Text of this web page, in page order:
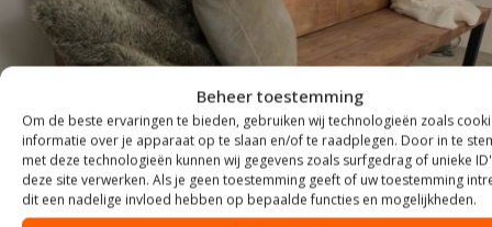
Beheer toestemming
Om de beste ervaringen te bieden, gebruiken wij technologieën zoals
informatie over je apparaat op te slaan en/of te raadplegen. Door in te
met deze technologieën kunnen wij gegevens zoals surfgedrag of unieke
deze site verwerken. Als je geen toestemming geeft of uw toestemming
dit een nadelige invloed hebben op bepaalde functies en mogelijkheden.
ZITTEN